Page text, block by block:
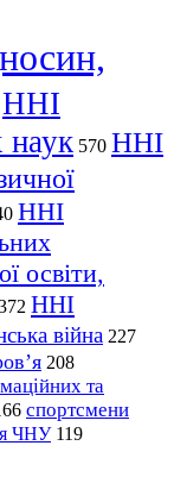
ННІ
наук 570 ННІ
ННІ
освіти,
ННІ
війна 227
208
та
спортсмени
ЧНУ 119